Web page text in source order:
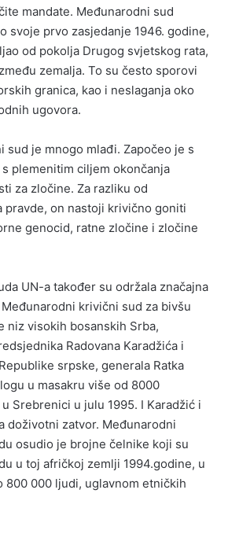
mandate. Međunarodni sud
svoje prvo zasjedanje 1946. godine,
od pokolja Drugog svjetskog rata,
zemalja. To su često sporovi
granica, kao i neslaganja oko
ugovora.
sud je mnogo mlađi. Započeo je s
plemenitim ciljem okončanja
za zločine. Za razliku od
pravde, on nastoji krivično goniti
genocid, ratne zločine i zločine
UN-a također su održala značajna
krivični sud za bivšu
niz visokih bosanskih Srba,
Radovana Karadžića i
srpske, generala Ratka
u masakru više od 8000
Srebrenici u julu 1995. I Karadžić i
doživotni zatvor. Međunarodni
osudio je brojne čelnike koji su
u toj afričkoj zemlji 1994.godine, u
800 000 ljudi, uglavnom etničkih